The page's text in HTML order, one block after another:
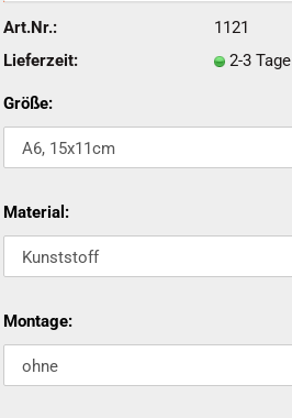
Art.Nr.:
1121
Lieferzeit:
2-3 Tage
Größe:
Material:
Montage: